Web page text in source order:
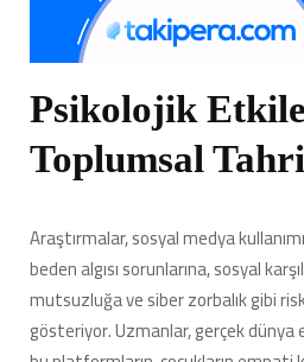
Psikolojik
Toplumsal
Araştırmalar, sosyal medya
beden algısı sorunlarına, sosyal
mutsuzluğa ve siber zorbalık gibi
gösteriyor. Uzmanlar, gerçek